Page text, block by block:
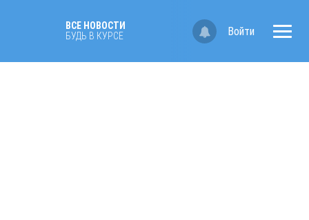
ВСЕ НОВОСТИ
БУДЬ В КУРСЕ
Войти